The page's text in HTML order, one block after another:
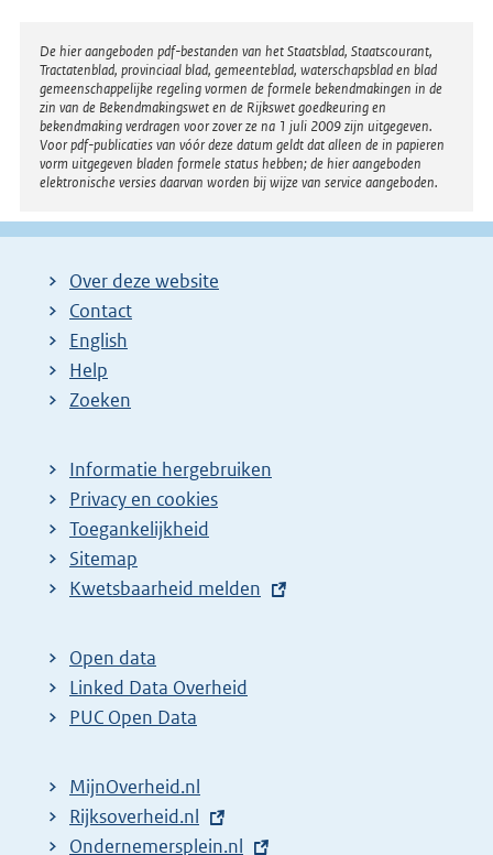
Disclaimer
De hier aangeboden pdf-bestanden van het Staatsblad, Staatscourant,
Tractatenblad, provinciaal blad, gemeenteblad, waterschapsblad en blad
gemeenschappelijke regeling vormen de formele bekendmakingen in de
zin van de Bekendmakingswet en de Rijkswet goedkeuring en
bekendmaking verdragen voor zover ze na 1 juli 2009 zijn uitgegeven.
Voor pdf-publicaties van vóór deze datum geldt dat alleen de in papieren
vorm uitgegeven bladen formele status hebben; de hier aangeboden
elektronische versies daarvan worden bij wijze van service aangeboden.
Over deze website
Contact
English
Help
Zoeken
Informatie hergebruiken
Privacy en cookies
Toegankelijkheid
Sitemap
E
t
e
r
l
i
Kwetsbaarheid melden
Open data
Linked Data Overheid
PUC Open Data
MijnOverheid.nl
E
x
Rijksoverheid.nl
E
Ondernemersplein.nl